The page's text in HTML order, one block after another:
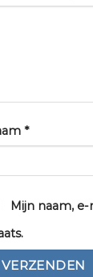
*
Mijn naam,